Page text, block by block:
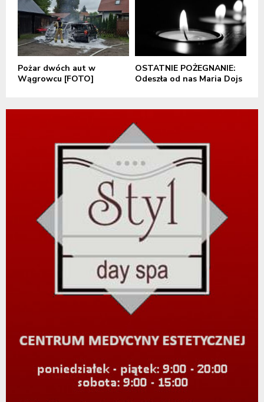
Pożar dwóch aut w
Wągrowcu [FOTO]
OSTATNIE POŻEGNANIE:
Odeszła od nas Maria Dojs